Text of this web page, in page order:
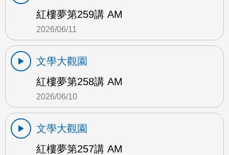
紅樓夢第259講 AM
2026/06/11
文學大觀園
紅樓夢第258講 AM
2026/06/10
文學大觀園
紅樓夢第257講 AM